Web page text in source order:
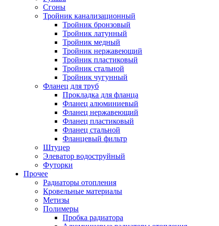
Сгоны
Тройник канализационный
Тройник бронзовый
Тройник латунный
Тройник медный
Тройник нержавеющий
Тройник пластиковый
Тройник стальной
Тройник чугунный
Фланец для труб
Прокладка для фланца
Фланец алюминиевый
Фланец нержавеющий
Фланец пластиковый
Фланец стальной
Фланцевый фильтр
Штуцер
Элеватор водоструйный
Футорки
Прочее
Радиаторы отопления
Кровельные материалы
Метизы
Полимеры
Пробка радиатора